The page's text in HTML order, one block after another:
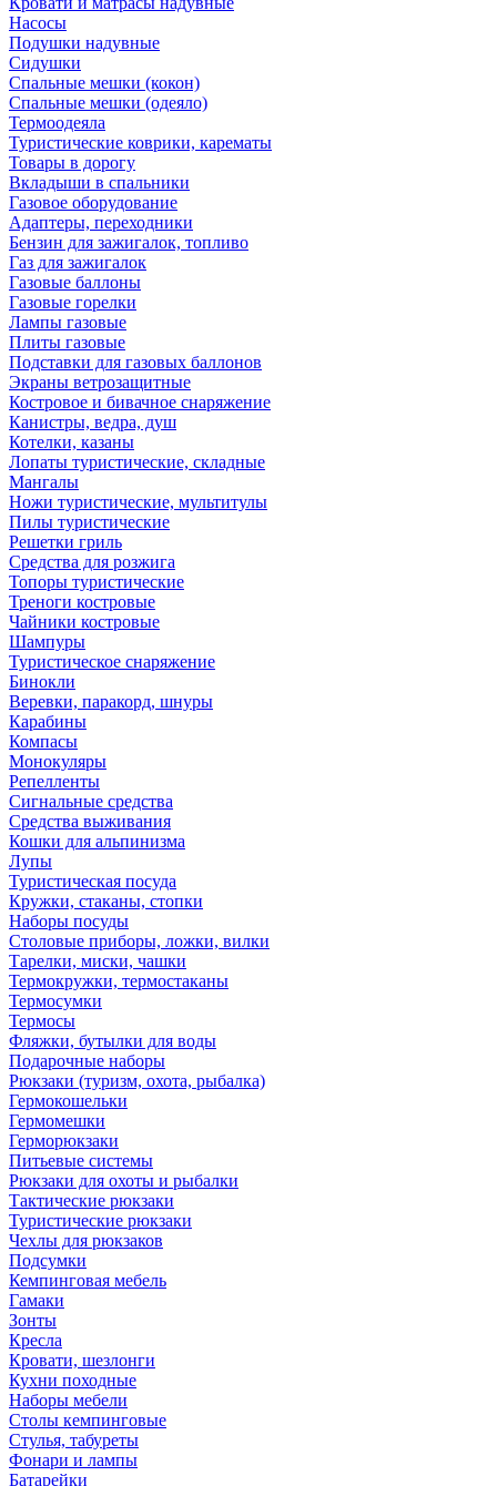
Насосы
Подушки надувные
Сидушки
Спальные мешки (кокон)
Спальные мешки (одеяло)
Термоодеяла
Туристические коврики, карематы
Товары в дорогу
Вкладыши в спальники
Газовое оборудование
Адаптеры, переходники
Бензин для зажигалок, топливо
Газ для зажигалок
Газовые баллоны
Газовые горелки
Лампы газовые
Плиты газовые
Подставки для газовых баллонов
Экраны ветрозащитные
Костровое и бивачное снаряжение
Канистры, ведра, душ
Котелки, казаны
Лопаты туристические, складные
Мангалы
Ножи туристические, мультитулы
Пилы туристические
Решетки гриль
Средства для розжига
Топоры туристические
Треноги костровые
Чайники костровые
Шампуры
Туристическое снаряжение
Бинокли
Веревки, паракорд, шнуры
Карабины
Компасы
Монокуляры
Репелленты
Сигнальные средства
Средства выживания
Кошки для альпинизма
Лупы
Туристическая посуда
Кружки, стаканы, стопки
Наборы посуды
Столовые приборы, ложки, вилки
Тарелки, миски, чашки
Термокружки, термостаканы
Термосумки
Термосы
Фляжки, бутылки для воды
Подарочные наборы
Рюкзаки (туризм, охота, рыбалка)
Гермокошельки
Гермомешки
Герморюкзаки
Питьевые системы
Рюкзаки для охоты и рыбалки
Тактические рюкзаки
Туристические рюкзаки
Чехлы для рюкзаков
Подсумки
Кемпинговая мебель
Гамаки
Зонты
Кресла
Кровати, шезлонги
Кухни походные
Наборы мебели
Столы кемпинговые
Стулья, табуреты
Фонари и лампы
Батарейки